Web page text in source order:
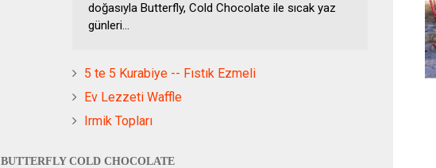
doğasıyla Butterfly, Cold Chocolate ile sıcak yaz
günleri...
5 te 5 Kurabiye -- Fıstık Ezmeli
Ev Lezzeti Waffle
Irmik Topları
BUTTERFLY COLD CHOCOLATE